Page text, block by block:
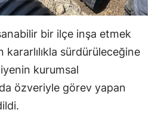
Samsun
Siirt
Sivas
bir ilçe inşa etmek
kararlılıkla sürdürüleceğine
kurumsal
özveriyle görev yapan